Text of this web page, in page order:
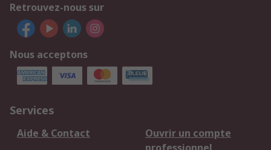
Retrouvez-nous sur
Nous acceptons
Services
Aide & Contact
Ouvrir un compte